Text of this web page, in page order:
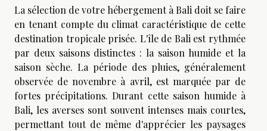
La sélection de votre hébergement à Bali doit se faire
en tenant compte du climat caractéristique de cette
destination tropicale prisée. L'île de Bali est rythmée
par deux saisons distinctes : la saison humide et la
saison sèche. La période des pluies, généralement
observée de novembre à avril, est marquée par de
fortes précipitations. Durant cette saison humide à
Bali, les averses sont souvent intenses mais courtes,
permettant tout de même d'apprécier les paysages